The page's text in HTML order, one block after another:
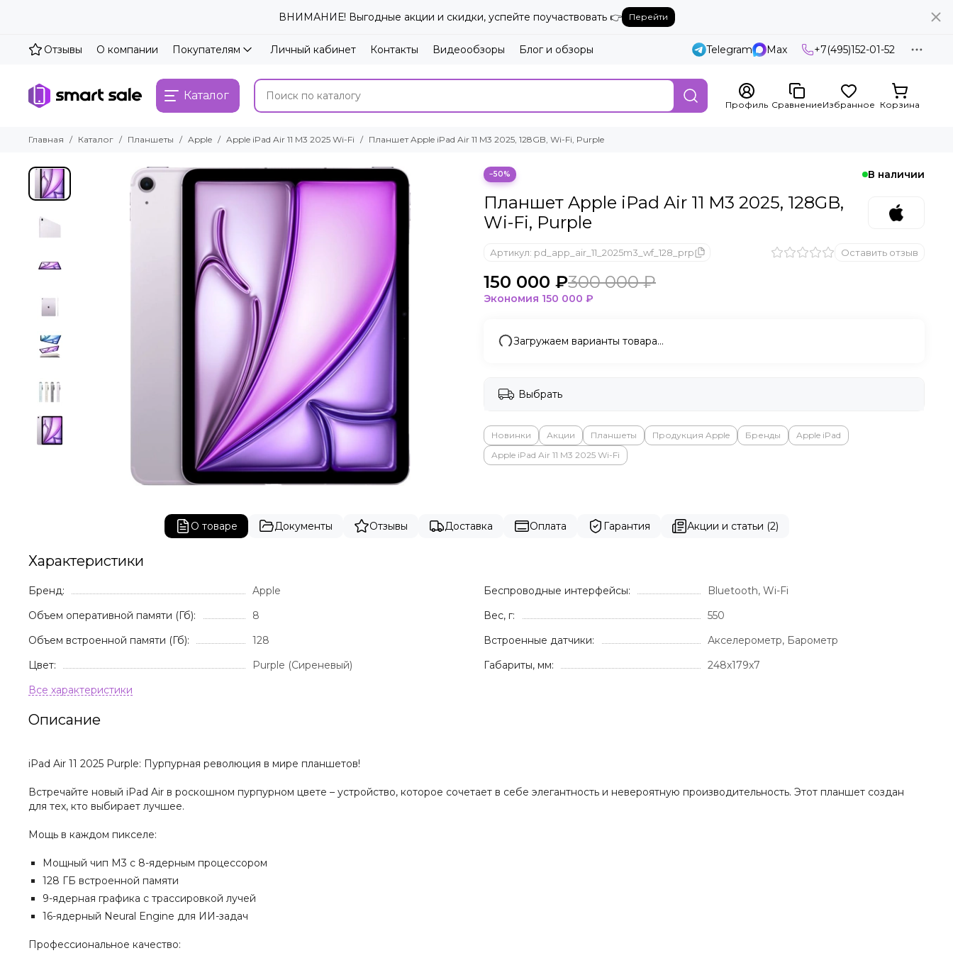
ВНИМАНИЕ! Выгодные акции и скидки, успейте поучаствовать 👉 Перейти
Отзывы О компании Покупателям Личный кабинет Контакты Видеообзоры Блог и обзоры Telegram Max +7(495)152-01-52
Каталог
Профиль СравнениеИзбранное Корзина
Главная Каталог Планшеты Apple Apple iPad Air 11 M3 2025 Wi-Fi Планшет Apple iPad Air 11 M3 2025, 128GB, Wi-Fi, Purple
−50% В наличии
Планшет Apple iPad Air 11 M3 2025, 128GB,
Wi-Fi, Purple
Артикул: pd_app_air_11_2025m3_wf_128_prp Оставить отзыв
150 000 ₽300 000 ₽
Экономия 150 000 ₽
Загружаем варианты товара…
Выбрать
Новинки Акции Планшеты Продукция Apple Бренды
Apple iPad
Apple iPad Air 11 M3 2025 Wi-Fi
О товаре Документы Отзывы Доставка Оплата Гарантия Акции и статьи (2)
Характеристики
Бренд:
Apple
Объем оперативной памяти (Гб):
8
Объем встроенной памяти (Гб):
128
Цвет:
Purple (Сиреневый)
Беспроводные интерфейсы:
Bluetooth, Wi-Fi
Вес, г:
550
Встроенные датчики:
Акселерометр, Барометр
Габариты, мм:
248x179x7
Описание
iPad Air 11 2025 Purple: Пурпурная революция в мире планшетов!
Встречайте новый iPad Air в роскошном пурпурном цвете – устройство, которое сочетает в себе элегантность и невероятную производительность. Этот планшет создан
для тех, кто выбирает лучшее.
Мощь в каждом пикселе:
Мощный чип M3 с 8-ядерным процессором
128 ГБ встроенной памяти
9-ядерная графика с трассировкой лучей
16-ядерный Neural Engine для ИИ-задач
Профессиональное качество: